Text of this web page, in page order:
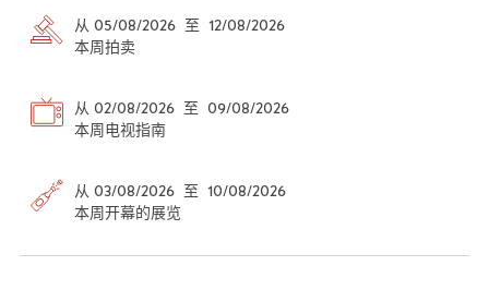
从 05/08/2026 至 12/08/2026
本周拍卖
从 02/08/2026 至 09/08/2026
本周电视指南
从 03/08/2026 至 10/08/2026
本周开幕的展览